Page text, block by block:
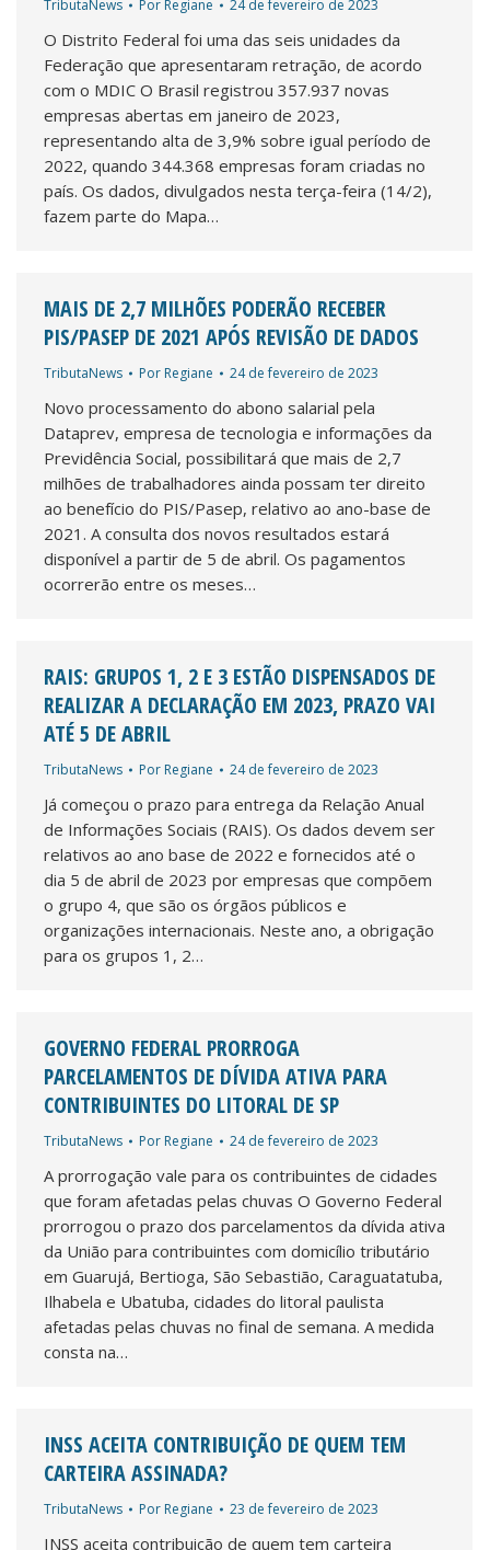
TributaNews Por Regiane 24 de fevereiro de 2023
O Distrito Federal foi uma das seis unidades da
Federação que apresentaram retração, de acordo
com o MDIC O Brasil registrou 357.937 novas
empresas abertas em janeiro de 2023,
representando alta de 3,9% sobre igual período de
2022, quando 344.368 empresas foram criadas no
país. Os dados, divulgados nesta terça-feira (14/2),
fazem parte do Mapa…
MAIS DE 2,7 MILHÕES PODERÃO RECEBER
PIS/PASEP DE 2021 APÓS REVISÃO DE DADOS
TributaNews Por Regiane 24 de fevereiro de 2023
Novo processamento do abono salarial pela
Dataprev, empresa de tecnologia e informações da
Previdência Social, possibilitará que mais de 2,7
milhões de trabalhadores ainda possam ter direito
ao benefício do PIS/Pasep, relativo ao ano-base de
2021. A consulta dos novos resultados estará
disponível a partir de 5 de abril. Os pagamentos
ocorrerão entre os meses…
RAIS: GRUPOS 1, 2 E 3 ESTÃO DISPENSADOS DE
REALIZAR A DECLARAÇÃO EM 2023, PRAZO VAI
ATÉ 5 DE ABRIL
TributaNews Por Regiane 24 de fevereiro de 2023
Já começou o prazo para entrega da Relação Anual
de Informações Sociais (RAIS). Os dados devem ser
relativos ao ano base de 2022 e fornecidos até o
dia 5 de abril de 2023 por empresas que compõem
o grupo 4, que são os órgãos públicos e
organizações internacionais. Neste ano, a obrigação
para os grupos 1, 2…
GOVERNO FEDERAL PRORROGA
PARCELAMENTOS DE DÍVIDA ATIVA PARA
CONTRIBUINTES DO LITORAL DE SP
TributaNews Por Regiane 24 de fevereiro de 2023
A prorrogação vale para os contribuintes de cidades
que foram afetadas pelas chuvas O Governo Federal
prorrogou o prazo dos parcelamentos da dívida ativa
da União para contribuintes com domicílio tributário
em Guarujá, Bertioga, São Sebastião, Caraguatatuba,
Ilhabela e Ubatuba, cidades do litoral paulista
afetadas pelas chuvas no final de semana. A medida
consta na…
INSS ACEITA CONTRIBUIÇÃO DE QUEM TEM
CARTEIRA ASSINADA?
TributaNews Por Regiane 23 de fevereiro de 2023
INSS aceita contribuição de quem tem carteira